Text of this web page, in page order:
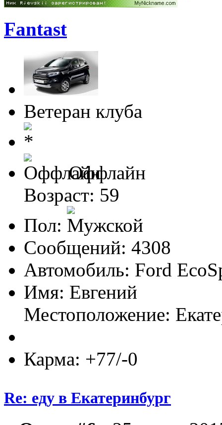
Fantast
Ветеран клуба
Оффлайн
Возраст: 59
Пол:
Сообщений: 4308
Автомобиль: Ford
Имя: Евгений
Местоположение:
Карма: +77/-0
Re: еду в Екатеринбург